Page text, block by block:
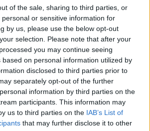
of the sale, sharing to third parties, or
or sensitive information for
by us, please use the below opt-out
selection. Please note that after your
you may continue seeing
based on personal information utilized by
disclosed to third parties prior to
separately opt-out of the further
information by third parties on the
participants. This information may
us to third parties on the IAB’s List of
that may further disclose it to other
(Noruega), Alejandro Davidovich
e Matteo Arnaldi (Itália), a prova
competitivo de elevado nível,
Andrey Rublev, primeiro cabeça de
Luciano Darderi, pelo chileno
pelo belga Alexander Blockx.
mais aguardados da semana foi
do suíço Stan Wawrinka ao Estoril,
de despedida do antigo vencedor
Grand Slam.
artesanato,
inovação como
desenvolvimento
cultural” do município
atrás on 07/08/2026